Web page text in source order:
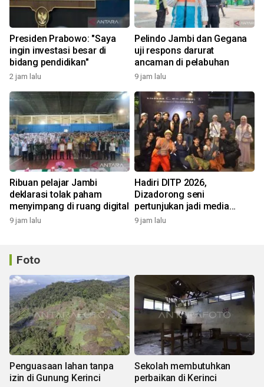
Presiden Prabowo: "Saya
ingin investasi besar di
bidang pendidikan"
2 jam lalu
Pelindo Jambi dan Gegana
uji respons darurat
ancaman di pelabuhan
9 jam lalu
Ribuan pelajar Jambi
deklarasi tolak paham
menyimpang di ruang digital
9 jam lalu
Hadiri DITP 2026,
Dizadorong seni
pertunjukan jadi media
edukasi Kota Ramah
9 jam lalu
Foto
Penguasaan lahan tanpa
izin di Gunung Kerinci
Sekolah membutuhkan
perbaikan di Kerinci